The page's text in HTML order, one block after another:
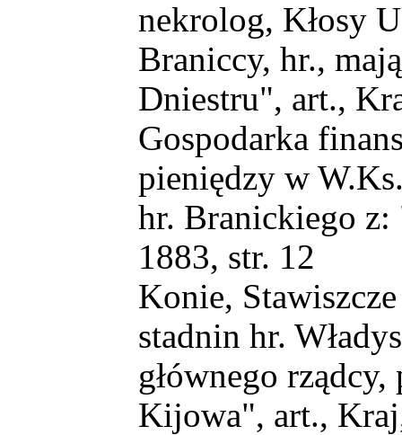
nekrolog, Kłosy
Braniccy, hr.,
Dniestru", art.,
Gospodarka
pieniędzy w
hr. Branickiego
1883, str. 12
Konie,
stadnin hr.
głównego
Kijowa", art.,